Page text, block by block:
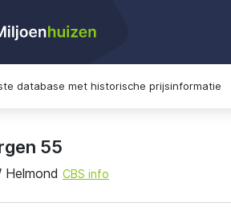
database met historische prijsinformatie
55
Helmond CBS info